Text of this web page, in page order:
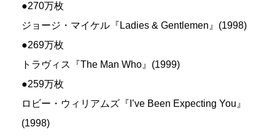
●270万枚
ジョージ・マイケル『Ladies & Gentlemen』(1998)
●269万枚
トラヴィス『The Man Who』(1999)
●259万枚
ロビー・ウィリアムズ『I’ve Been Expecting You』
(1998)